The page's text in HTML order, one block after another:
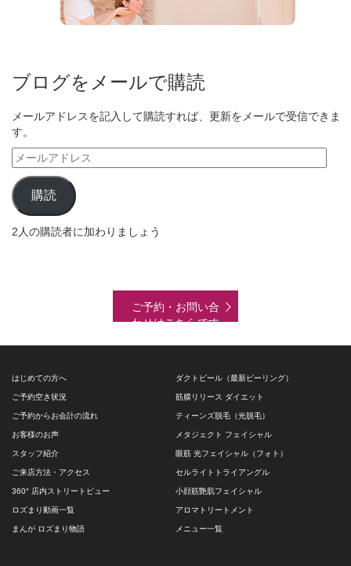
ブログをメールで購読
メールアドレスを記入して購読すれば、更新をメールで受信できま
す。
メ
ー
ル
ア
ド
レ
購読
2人の購読者に加わりましょう
ご予約・お問い合
わせはこちらです
はじめての方へ
ご予約空き状況
ご予約からお会計の流れ
お客様のお声
スタッフ紹介
ご来店方法・アクセス
360° 店内ストリートビュー
ロズまり動画一覧
まんが ロズまり物語
ダクトピール（最新ピーリング）
筋膜リリース ダイエット
ティーンズ脱毛（光脱毛）
メタジェクト フェイシャル
眼筋 光フェイシャル（フォト）
セルライトトライアングル
小顔筋艶肌フェイシャル
アロマトリートメント
メニュー一覧